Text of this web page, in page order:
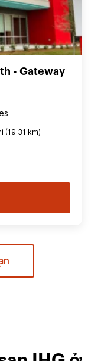
- Gateway
(19.31 km)